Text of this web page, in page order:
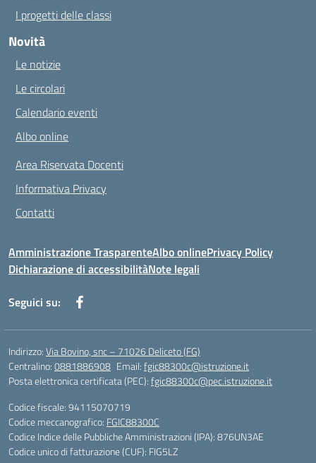
I progetti delle classi
Novità
Le notizie
Le circolari
Calendario eventi
Albo online
Area Riservata Docenti
Informativa Privacy
Contatti
Amministrazione TrasparenteAlbo onlinePrivacy Policy
Dichiarazione di accessibilitàNote legali
Seguici su:
Indirizzo:Via Bovino, snc – 71026 Deliceto (FG)
Centralino:0881886908 Email:fgic88300c@istruzione.it
Posta elettronica certificata (PEC):fgic88300c@pec.istruzione.it
Codice fiscale: 94115070719
Codice meccanografico: FGIC88300C
Codice Indice delle Pubbliche Amministrazioni (IPA): 876UN3AE
Codice unico di fatturazione (CUF): FIG5LZ